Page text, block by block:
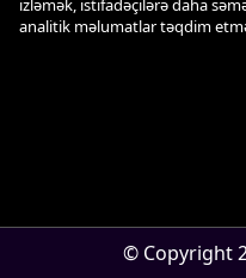
izləmək, istifadəçilərə daha
analitik məlumatlar təqdim
© Copyright